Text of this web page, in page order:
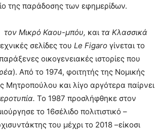
της παράδοσης των εφημερίδων.
τον Μικρό Καου-μπόυ, και τα Κλασσικά
σελίδες του Le Figaro γίνεται το
οικογενειακές ιστορίες που
). Από το 1974, φοιτητής της Νομικής
Μητροπούλου και λίγο αργότερα παίρνει
Το 1987 προσλήφθηκε στον
το 16σέλιδο πολιτιστικό –
του μέχρι το 2018 –είκοσι